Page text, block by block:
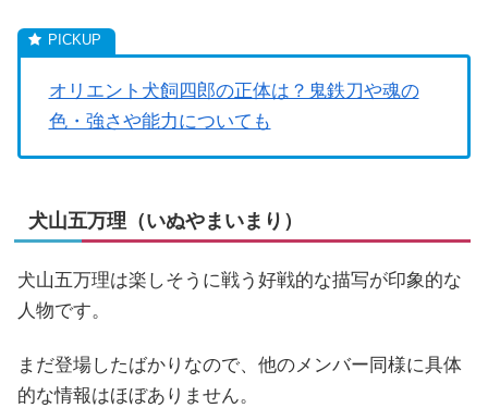
オリエント犬飼四郎の正体は？鬼鉄刀や魂の
色・強さや能力についても
犬山五万理（いぬやまいまり）
犬山五万理は楽しそうに戦う好戦的な描写が印象的な
人物です。
まだ登場したばかりなので、他のメンバー同様に具体
的な情報はほぼありません。